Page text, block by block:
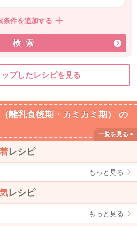
条件を追加する
検索
ップしたレシピを見る
離乳食後期・カミカミ期） の
レシピ
もっと見る
レシピ
もっと見る